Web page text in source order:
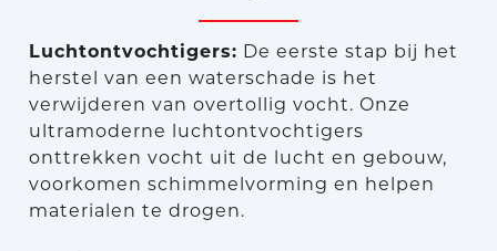
Luchtontvochtigers: De eerste stap bij het
herstel van een waterschade is het
verwijderen van overtollig vocht. Onze
ultramoderne luchtontvochtigers
onttrekken vocht uit de lucht en gebouw,
voorkomen schimmelvorming en helpen
materialen te drogen.